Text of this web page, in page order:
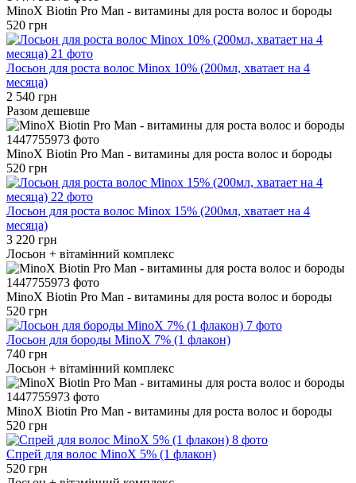
MinoX Biotin Pro Man - витамины для роста волос и бороды
520 грн
Лосьон для роста волос Minox 10% (200мл, хватает на 4
месяца)
2 540 грн
Разом дешевше
MinoX Biotin Pro Man - витамины для роста волос и бороды
520 грн
Лосьон для роста волос Minox 15% (200мл, хватает на 4
месяца)
3 220 грн
Лосьон + вітамінний комплекс
MinoX Biotin Pro Man - витамины для роста волос и бороды
520 грн
Лосьон для бороды MinoX 7% (1 флакон)
740 грн
Лосьон + вітамінний комплекс
MinoX Biotin Pro Man - витамины для роста волос и бороды
520 грн
Cпрей для волос MinoX 5% (1 флакон)
520 грн